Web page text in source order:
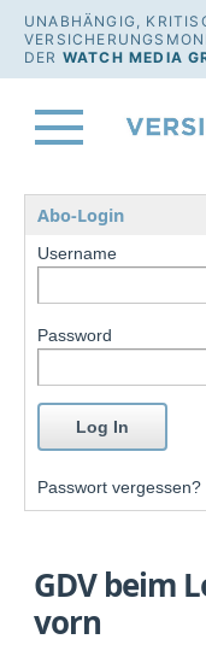
UNABHÄNGIG,
DER WATCH MEDIA
Abo-Login
Username
Password
Passwort vergessen?
GDV beim
vorn